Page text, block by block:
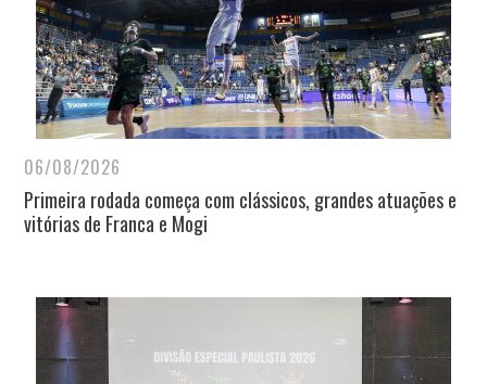
06/08/2026
Primeira rodada começa com clássicos, grandes atuações e
vitórias de Franca e Mogi